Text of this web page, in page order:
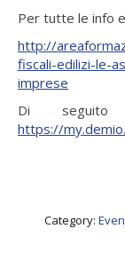
Per tutte le info
http://
fiscali-edilizi-le-
imprese
Di seguito
https://
Category: